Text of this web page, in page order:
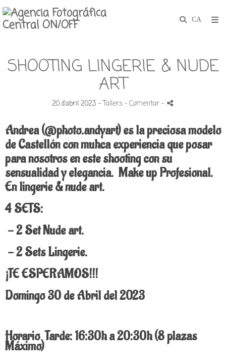
SHOOTING LINGERIE & NUDE
ART
20 d'abril 2023 -Tallers- Comentar-
Andrea (@photo.andyart) es la preciosa modelo
de Castellón con muhca experiencia que posar
para nosotros en este shooting con su
sensualidad y elegancia. Make up Profesional.
En lingerie & nude art.
4 SETS:
- 2 Set Nude art.
- 2 Sets Lingerie.
¡TE ESPERAMOS!!!
Domingo 30 de Abril del 2023
Horario Tarde: 16:30h a 20:30h (8 plazas
Máximo)